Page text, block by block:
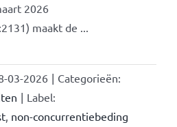
2026
maakt de ...
03-2026 | Categorieën:
| Label:
, non-concurrentiebeding